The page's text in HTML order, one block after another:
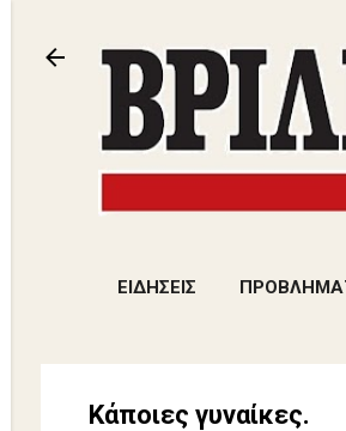
ΕΙΔΗΣΕΙΣ
Κάποιες γυναίκες.